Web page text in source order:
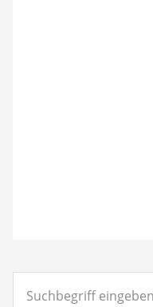
eingeben...